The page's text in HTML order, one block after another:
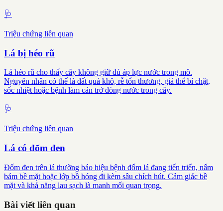
🩺
Triệu chứng liên quan
Lá bị héo rũ
Lá héo rũ cho thấy cây không giữ đủ áp lực nước trong mô.
Nguyên nhân có thể là đất quá khô, rễ tổn thương, giá thể bí chặt,
sốc nhiệt hoặc bệnh làm cản trở dòng nước trong cây.
🩺
Triệu chứng liên quan
Lá có đốm đen
Đốm đen trên lá thường báo hiệu bệnh đốm lá đang tiến triển, nấm
bám bề mặt hoặc lớp bồ hóng đi kèm sâu chích hút. Cảm giác bề
mặt và khả năng lau sạch là manh mối quan trọng.
Bài viết liên quan